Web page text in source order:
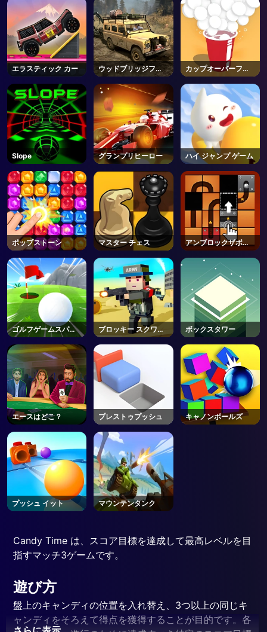
エラスティック カー
ウッドブリッジフリ
ー
カップオーバーフロ
ー
Slope グランプリヒーロー ハイ ジャンプ ゲーム
ポップストーン マスター チェス
アンブロックザボー
ル
ゴルフゲームスパー
ク
ブロッキー スクワッ
ド
ボックスタワー
エースはどこ？ プレストゥプッシュ キャノンボールズ
プッシュ イット マウンテンタンク
Candy Time は、スコア目標を達成して最高レベルを目
指すマッチ3ゲームです。
遊び方
盤上のキャンディの位置を入れ替え、3つ以上の同じキ
ャンディをそろえて得点を獲得することが目的です。各